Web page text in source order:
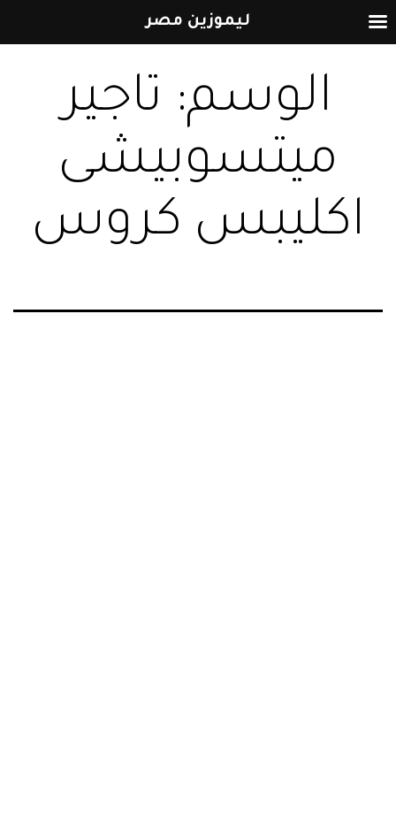
إلى
المحتوىالوسم: تاجير
ميتسوبيشى
اكليبس كروس
ليموزين مصر